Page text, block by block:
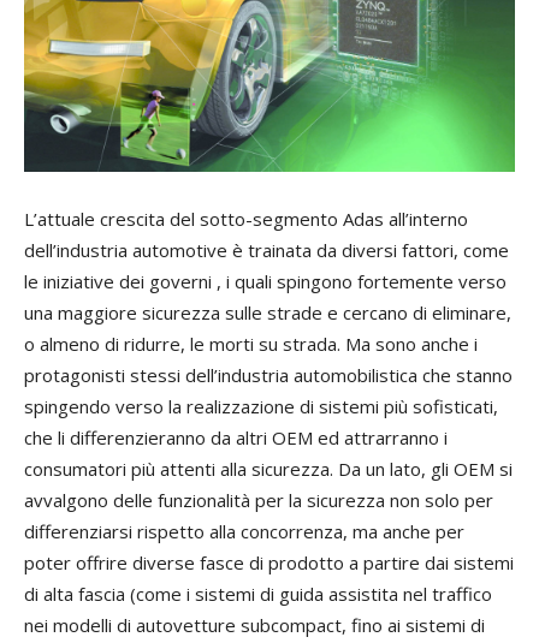
L’attuale crescita del sotto-segmento Adas all’interno
dell’industria automotive è trainata da diversi fattori, come
le iniziative dei governi , i quali spingono fortemente verso
una maggiore sicurezza sulle strade e cercano di eliminare,
o almeno di ridurre, le morti su strada. Ma sono anche i
protagonisti stessi dell’industria automobilistica che stanno
spingendo verso la realizzazione di sistemi più sofisticati,
che li differenzieranno da altri OEM ed attrarranno i
consumatori più attenti alla sicurezza. Da un lato, gli OEM si
avvalgono delle funzionalità per la sicurezza non solo per
differenziarsi rispetto alla concorrenza, ma anche per
poter offrire diverse fasce di prodotto a partire dai sistemi
di alta fascia (come i sistemi di guida assistita nel traffico
nei modelli di autovetture subcompact, fino ai sistemi di